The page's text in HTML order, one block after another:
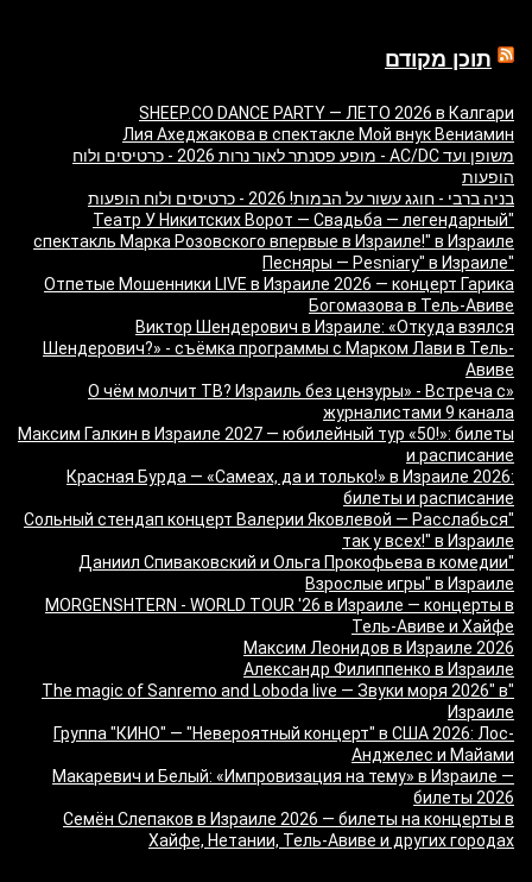
תוכן מקודם
SHEEP.CO DANCE PARTY — ЛЕТО 2026 в Калгари
Лия Ахеджакова в спектакле Мой внук Вениамин
משופן ועד AC/DC - מופע פסנתר לאור נרות 2026 - כרטיסים ולוח
הופעות
בניה ברבי - חוגג עשור על הבמות! 2026 - כרטיסים ולוח הופעות
"Театр У Никитских Ворот — Свадьба — легендарный
спектакль Марка Розовского впервые в Израиле!" в Израиле
"Песняры — Pesniary" в Израиле
Отпетые Мошенники LIVE в Израиле 2026 — концерт Гарика
Богомазова в Тель-Авиве
Виктор Шендерович в Израиле: «Откуда взялся
Шендерович?» - съёмка программы с Марком Лави в Тель-
Авиве
«О чём молчит ТВ? Израиль без цензуры» - Встреча с
журналистами 9 канала
Максим Галкин в Израиле 2027 — юбилейный тур «50!»: билеты
и расписание
Красная Бурда — «Самеах, да и только!» в Израиле 2026:
билеты и расписание
"Сольный стендап концерт Валерии Яковлевой — Расслабься
так у всех!" в Израиле
"Даниил Спиваковский и Ольга Прокофьева в комедии
Взрослые игры" в Израиле
MORGENSHTERN - WORLD TOUR '26 в Израиле — концерты в
Тель-Авиве и Хайфе
Максим Леонидов в Израиле 2026
Александр Филиппенко в Израиле
"The magic of Sanremo and Loboda live — Звуки моря 2026" в
Израиле
Группа "КИНО" — "Невероятный концерт" в США 2026: Лос-
Анджелес и Майами
Макаревич и Белый: «Импровизация на тему» в Израиле —
билеты 2026
Семён Слепаков в Израиле 2026 — билеты на концерты в
Хайфе, Нетании, Тель-Авиве и других городах